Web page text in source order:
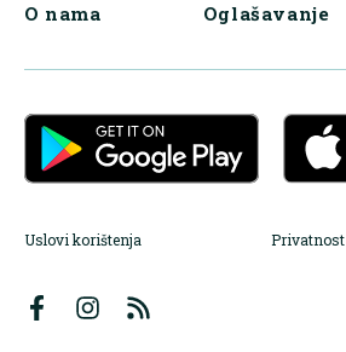
O nama Oglašavanje
Uslovi korištenja Privatnost